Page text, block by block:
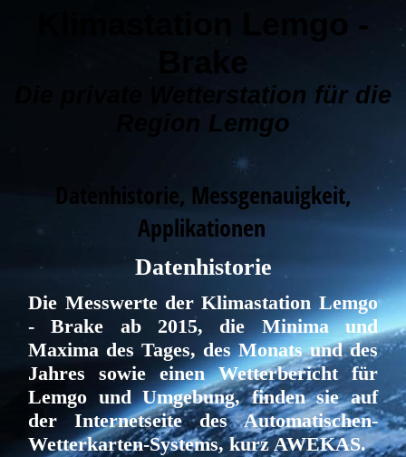
Klimastation Lemgo -
Brake
Die private Wetterstation für die
Region Lemgo
Datenhistorie, Messgenauigkeit,
Applikationen
Datenhistorie
Die Messwerte der Klimastation Lemgo
- Brake ab 2015, die Minima und
Maxima des Tages, des Monats und des
Jahres sowie einen Wetterbericht für
Lemgo und Umgebung, finden sie auf
der Internetseite des Automatischen-
Wetterkarten-Systems, kurz AWEKAS.